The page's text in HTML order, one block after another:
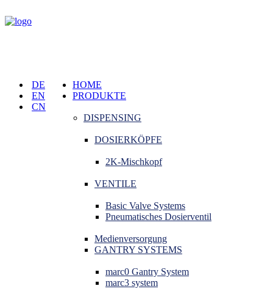
HOME
PRODUKTE
DISPENSING
DOSIERKÖPFE
2K-Mischkopf
VENTILE
Basic Valve Systems
Pneumatisches Dosierventil
Medienversorgung
GANTRY SYSTEMS
marc0 Gantry System
marc3 system
DE
EN
CN